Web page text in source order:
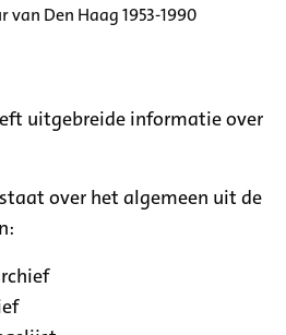
van Den Haag 1953-1990
uitgebreide informatie over
over het algemeen uit de